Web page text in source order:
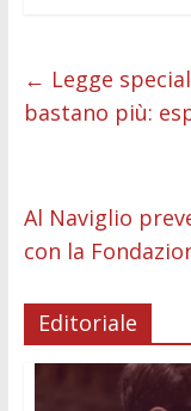
b
o
k
er l
← Legge
bastano più:
Al Naviglio
con la
Editoriale